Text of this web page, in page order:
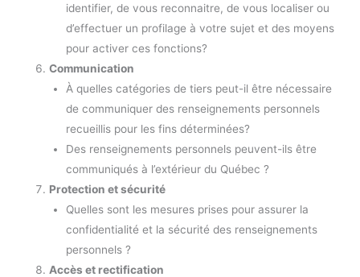
identifier, de vous reconnaitre, de vous localiser ou
d’effectuer un profilage à votre sujet et des moyens
pour activer ces fonctions?
Communication
À quelles catégories de tiers peut-il être nécessaire
de communiquer des renseignements personnels
recueillis pour les fins déterminées?
Des renseignements personnels peuvent-ils être
communiqués à l’extérieur du Québec ?
Protection et sécurité
Quelles sont les mesures prises pour assurer la
confidentialité et la sécurité des renseignements
personnels ?
Accès et rectification